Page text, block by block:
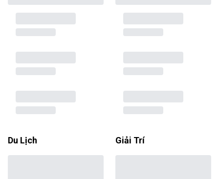
Du Lịch Giải Trí